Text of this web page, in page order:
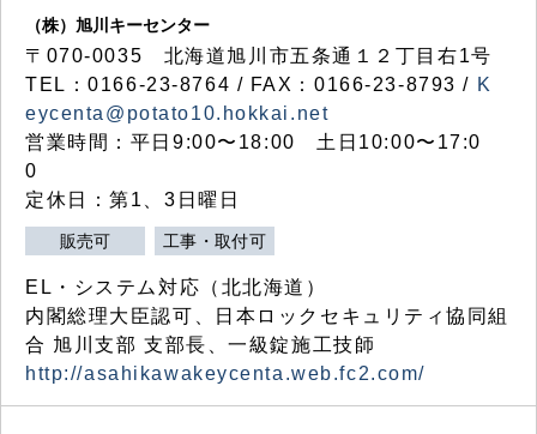
（株）旭川キーセンター
〒070-0035 北海道旭川市五条通１２丁目右1号
TEL：0166-23-8764 / FAX：0166-23-8793 / K
eycenta@potato10.hokkai.net
営業時間：平日9:00〜18:00 土日10:00〜17:0
0
定休日：第1、3日曜日
販売可 工事・取付可
EL・システム対応（北北海道）
内閣総理大臣認可、日本ロックセキュリティ協同組
合 旭川支部 支部長、一級錠施工技師
http://asahikawakeycenta.web.fc2.com/